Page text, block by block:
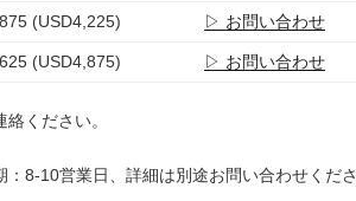
(USD4,225) ▷ お問い合わせ
(USD4,875) ▷ お問い合わせ
ください。
8-10営業日、詳細は別途お問い合わせくださ